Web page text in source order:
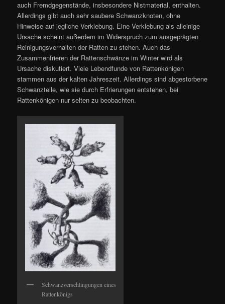
auch Fremdgegenstände, insbesondere Nistmaterial, enthalten.
Allerdings gibt auch sehr saubere Schwanzknoten, ohne
Hinweise auf jegliche Verklebung. Eine Verklebung als alleinige
Ursache scheint außerdem im Widerspruch zum ausgeprägten
Reinigungsverhalten der Ratten zu stehen. Auch das
Zusammenfrieren der Rattenschwänze im Winter wird als
Ursache diskutiert. Viele Lebendfunde von Rattenkönigen
stammen aus der kalten Jahreszeit. Allerdings sind abgestorbene
Schwanzteile, wie sie durch Erfrierungen entstehen, bei
Rattenkönigen nur selten zu beobachten.
Schwanzverschlingungen eines
Rattenkönigs